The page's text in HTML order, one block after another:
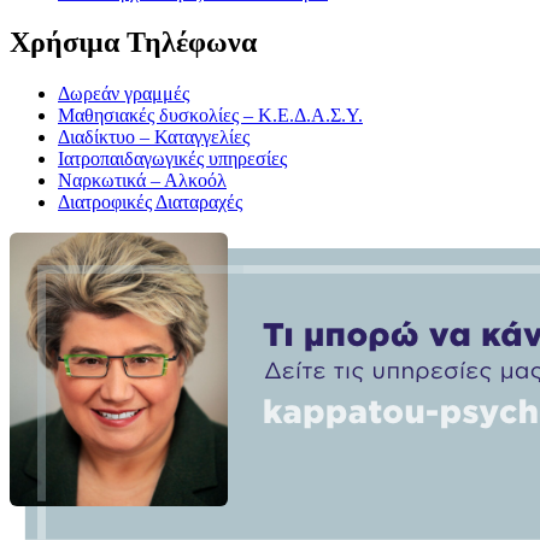
Χρήσιμα Τηλέφωνα
Δωρεάν γραμμές
Μαθησιακές δυσκολίες – Κ.Ε.Δ.Α.Σ.Υ.
Διαδίκτυο – Καταγγελίες
Ιατροπαιδαγωγικές υπηρεσίες
Ναρκωτικά – Αλκοόλ
Διατροφικές Διαταραχές